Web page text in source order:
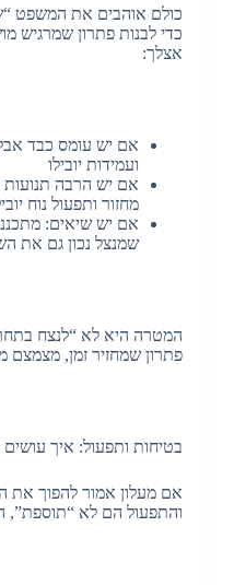
כולם אוהבים את המשפט
כדי לבנות פתרון שמרגיש
אצלך:
אם יש עומס כבד
ועמידות יובילו
אם יש הרבה תנועות
מחזור ותפעול נוח
אם יש שיאים:
שמנצל נכון גם את
המטרה היא לא “לנצח
פתרון שמחזיר זמן, מצמצם
בטיחות ותפעול: איך עושים
אם מעלון אמור להפוך את
והתפעול הם לא “תוספת”,